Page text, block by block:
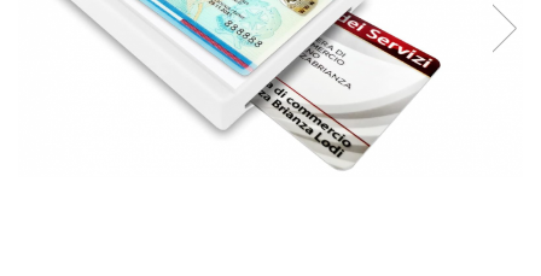
Mobila dormitor
Mobila gradina & terasa
Mobila Living & Dining
Organizare si depozitare